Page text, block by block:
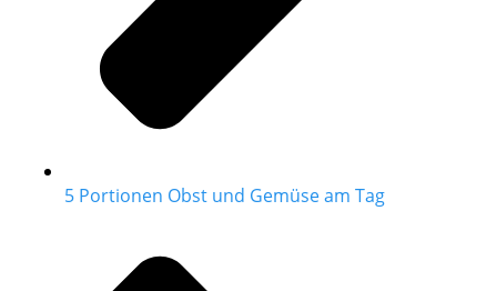
5 Portionen Obst und Gemüse am Tag